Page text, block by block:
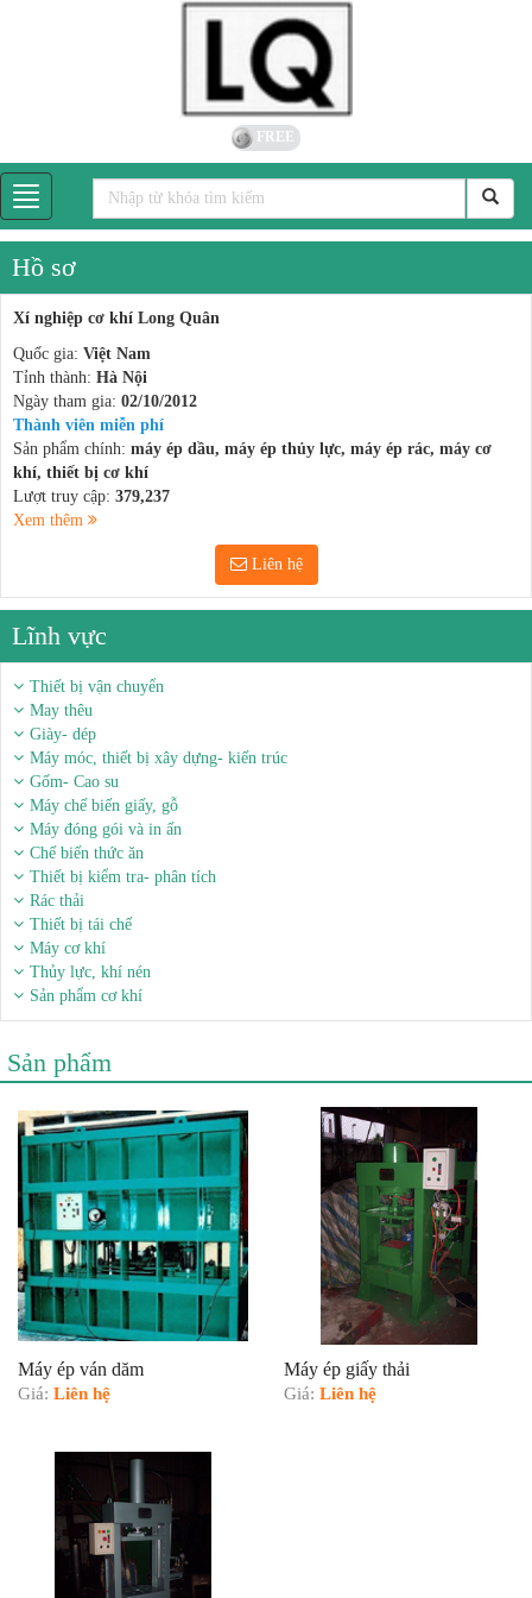
FREE
Hồ sơ
Xí nghiệp cơ khí Long Quân
Quốc gia: Việt Nam
Tỉnh thành: Hà Nội
Ngày tham gia: 02/10/2012
Thành viên miễn phí
Sản phẩm chính: máy ép dầu, máy ép thủy lực, máy ép rác, máy cơ
khí, thiết bị cơ khí
Lượt truy cập: 379,237
Xem thêm
Liên hệ
Lĩnh vực
Thiết bị vận chuyển
May thêu
Giày- dép
Máy móc, thiết bị xây dựng- kiến trúc
Gốm- Cao su
Máy chế biến giấy, gỗ
Máy đóng gói và in ấn
Chế biến thức ăn
Thiết bị kiểm tra- phân tích
Rác thải
Thiết bị tái chế
Máy cơ khí
Thủy lực, khí nén
Sản phẩm cơ khí
Sản phẩm
Máy ép ván dăm
Giá: Liên hệ
Máy ép giấy thải
Giá: Liên hệ